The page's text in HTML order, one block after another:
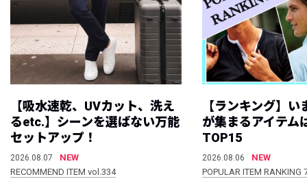
【吸水速乾、UVカット、洗え
るetc.】シーンを選ばない万能
セットアップ！
2026.08.07
NEW
RECOMMEND ITEM vol.334
【ランキング】
が集まるアイテム
TOP15
2026.08.06
NEW
POPULAR ITEM